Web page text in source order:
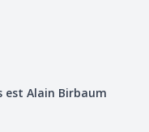
est Alain Birbaum